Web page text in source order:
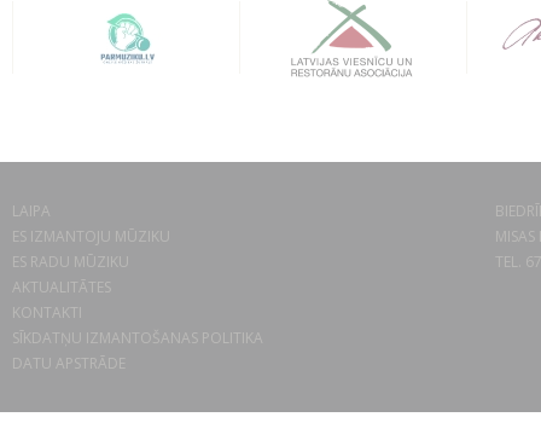
LAIPA
ES IZMANTOJU MŪZIKU
ES RADU MŪZIKU
AKTUALITĀTES
KONTAKTI
SĪKDATŅU IZMANTOŠANAS POLITIKA
DATU APSTRĀDE
TEL.